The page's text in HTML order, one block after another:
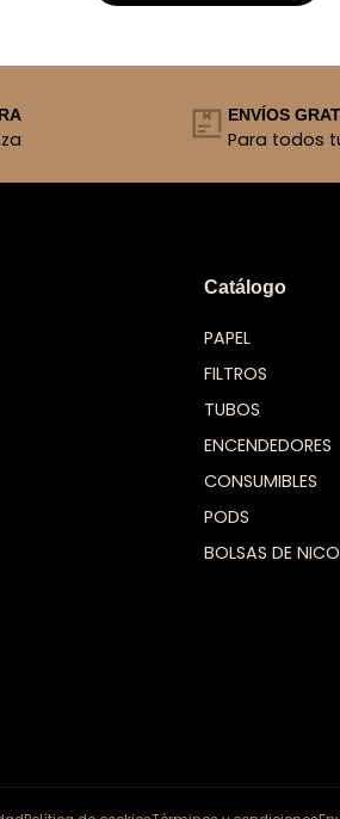
ENVÍOS
Para todos
Catálogo
PAPEL
FILTROS
TUBOS
ENCENDEDORES
CONSUMIBLES
PODS
BOLSAS DE